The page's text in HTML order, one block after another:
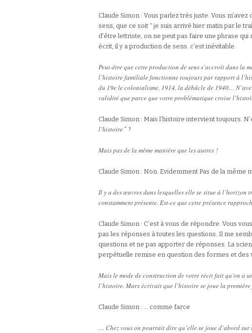
Claude Simon : Vous parlez très juste. Vous
sens, que ce soit “ je suis arrivé hier matin par le
d’être lettriste, on ne peut pas faire une phrase qui
écrit, il y a production de sens. c’est inévitable.
Peut-être que cette production de sens s’accroît dans la
l’histoire familiale fonctionne toujours par rapport à
du 19e le colonialisme, 1914, la débâcle de 1940…
validité que parce que votre problématique croise
Claude Simon : Mais l’histoire intervient toujours.
l’histoire ” ?
Mais pas de la même manière que les autres !
Claude Simon : Non. Evidemment Pas de la même
Il y a des œuvres dans lesquelles elle se situe à
constamment présente. Est-ce que cette présence
Claude Simon : C’est à vous de répondre. Vous
pas les réponses à toutes les questions. Il me
questions et ne pas apporter de réponses. La
perpétuelle remise en question des formes et des
Mais le mode de construction de votre récit fait qu’on a
l’histoire. Marx écrivait que l’histoire se joue la
Claude Simon : … comme farce
… Chez vous on pourrait dire qu’elle se joue d’abord